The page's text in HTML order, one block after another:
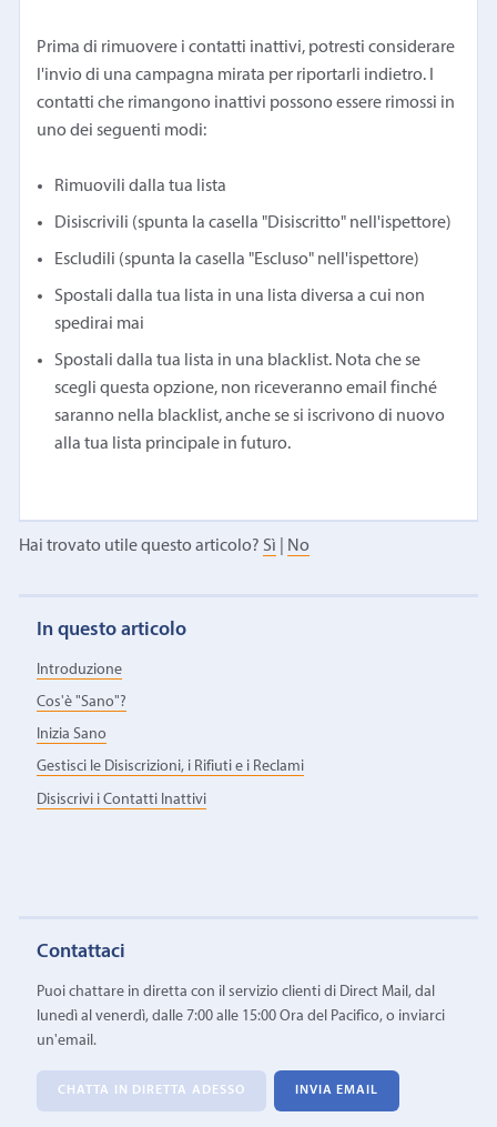
Prima di rimuovere i contatti inattivi, potresti considerare
l'invio di una campagna mirata per riportarli indietro. I
contatti che rimangono inattivi possono essere rimossi in
uno dei seguenti modi:
Rimuovili dalla tua lista
Disiscrivili (spunta la casella "Disiscritto" nell'ispettore)
Escludili (spunta la casella "Escluso" nell'ispettore)
Spostali dalla tua lista in una lista diversa a cui non
spedirai mai
Spostali dalla tua lista in una blacklist. Nota che se
scegli questa opzione, non riceveranno email finché
saranno nella blacklist, anche se si iscrivono di nuovo
alla tua lista principale in futuro.
Hai trovato utile questo articolo? Sì No
In questo articolo
Introduzione
Cos'è "Sano"?
Inizia Sano
Gestisci le Disiscrizioni, i Rifiuti e i Reclami
Disiscrivi i Contatti Inattivi
Contattaci
Puoi chattare in diretta con il servizio clienti di Direct Mail, dal
lunedì al venerdì, dalle 7:00 alle 15:00 Ora del Pacifico, o inviarci
un'email.
CHATTA IN DIRETTA ADESSO INVIA EMAIL